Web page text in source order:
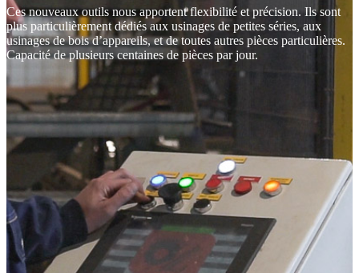
Ces nouveaux outils nous apportent flexibilité et précision. Ils sont
plus particulièrement dédiés aux usinages de petites séries, aux
usinages de bois d’appareils, et de toutes autres pièces particulières.
Capacité de plusieurs centaines de pièces par jour.